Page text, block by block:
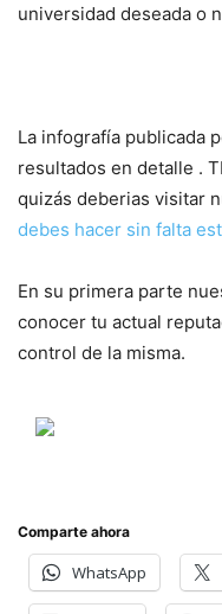
universidad deseada o
La infografía publicada
resultados en detalle .
quizás deberias visitar
debes hacer sin falta
En su primera parte
conocer tu actual
control de la misma.
Comparte ahora
WhatsApp